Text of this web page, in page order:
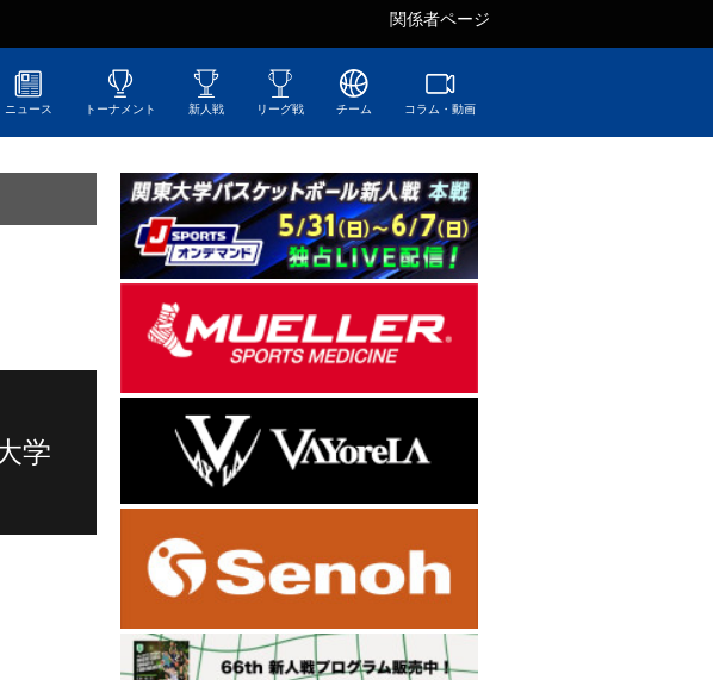
関係者ページ
ニュース トーナメント 新人戦 リーグ戦 チーム コラム・動画
学